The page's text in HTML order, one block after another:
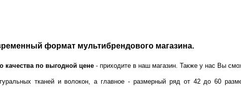
формат мультибрендового магазина.
качества по выгодной цене - приходите в наш магазин. Также у нас Вы
тканей и волокон, а главное - размерный ряд от 42 до 60